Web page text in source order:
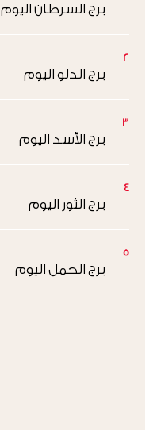
برج السرطان اليوم
2
برج الدلو اليوم
3
برج الأسد اليوم
4
برج الثور اليوم
5
برج الحمل اليوم